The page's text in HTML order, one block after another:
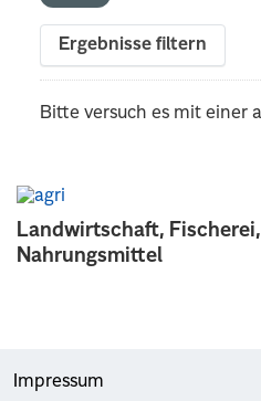
Landwirtschaft,
Nahrungsmittel
Ergebnisse filtern
Bitte versuch es mit einer
Impressum